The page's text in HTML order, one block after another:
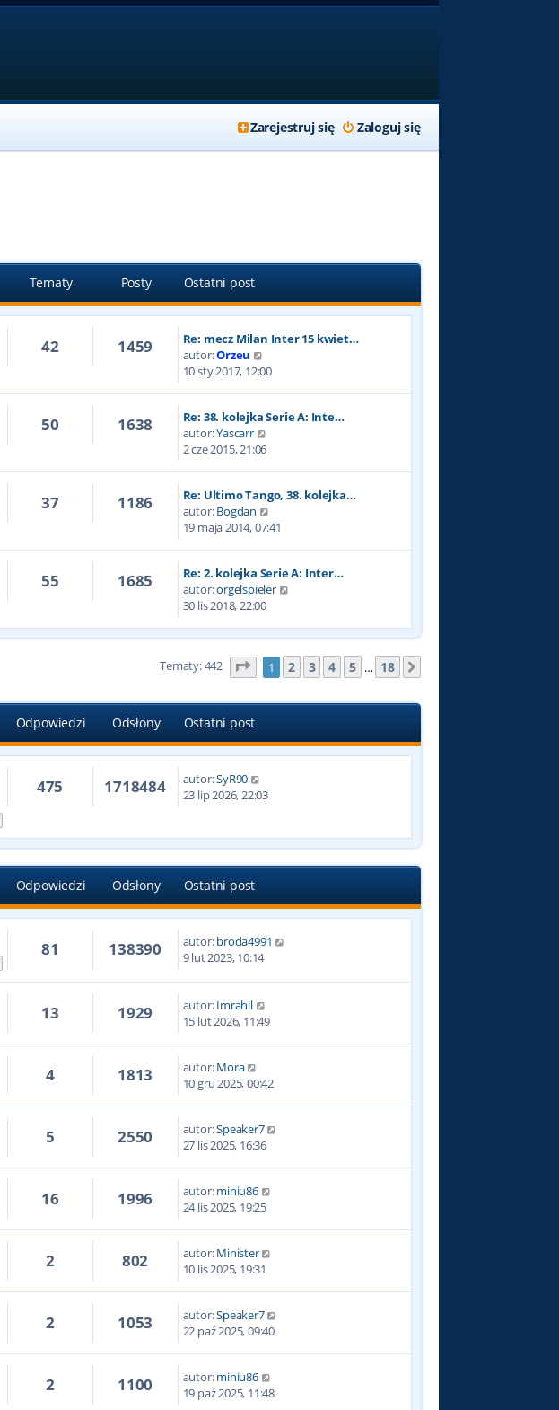
Zaloguj się
Zarejestruj się
Tematy Posty Ostatni post
42 1459
Re: mecz Milan Inter 15 kwiet…
autor:Orzeu
y
i
e
t
a
j
n
o
s
z
y
p
o
s
t
10 sty 2017, 12:00
50 1638
Re: 38. kolejka Serie A: Inte…
autor:Yascarr
i
e
t
a
j
o
w
s
z
p
s
t
2 cze 2015, 21:06
37 1186
Re: Ultimo Tango, 38. kolejka…
autor:Bogdan
y
i
e
n
a
j
o
z
19 maja 2014, 07:41
55 1685
Re: 2. kolejka Serie A: Inter…
autor:orgelspieler
w
i
e
l
j
y
p
t
30 lis 2018, 22:00
Tematy: 442 Strona z18
1 2 3 4 5 … 18
Odpowiedzi Odsłony Ostatni post
475 1718484 autor:SyR90
23 lip 2026, 22:03
Odpowiedzi Odsłony Ostatni post
81 138390 autor:broda4991
9 lut 2023, 10:14
13 1929 autor:Imrahil
15 lut 2026, 11:49
4 1813 autor:Mora
10 gru 2025, 00:42
5 2550 autor:Speaker7
27 lis 2025, 16:36
16 1996 autor:miniu86
24 lis 2025, 19:25
2 802 autor:Minister
10 lis 2025, 19:31
2 1053 autor:Speaker7
22 paź 2025, 09:40
2 1100 autor:miniu86
19 paź 2025, 11:48